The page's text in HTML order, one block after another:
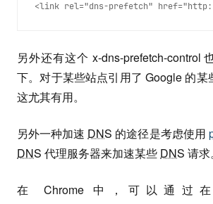
另外还有这个 x-dns-prefetch-control
下。对于某些站点引用了 Google 的某
这尤其有用。
另外一种加速 DNS 的途径是考虑使用
DNS 代理服务器来加速某些 DNS 请求。
在 Chrome 中，可以通过